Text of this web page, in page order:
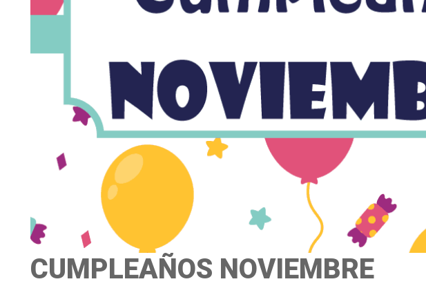
CUMPLEAÑOS NOVIEMBRE